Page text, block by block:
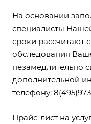
На основании
специалисты
сроки рассчитают
обследования
незамедлительно
дополнительной
телефону:
Прайс-лист на